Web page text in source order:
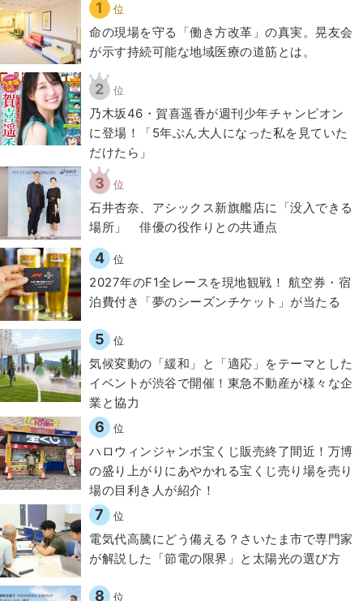
1 位
​命の現場を守る「働き方改革」の真実。晃友会
が示す持続可能な地域医療の道筋とは。
2 位
乃木坂46・賀喜遥香が週刊少年チャンピオン
に登場！「5年ぶん大人になった私を見ていた
だけたら」
3 位
石井杏奈、アシックス新旗艦店に「没入できる
場所」 俳優の役作りとの共通点
4 位
2027年のF1全レースを現地観戦！ 航空券・宿
泊費付き「夢のシーズンチケット」が当たる
5 位
気候変動の「緩和」と「適応」をテーマとした
イベントが渋谷で開催！東急不動産が様々な企
業と協力
6 位
ハロウィンジャンボ宝くじ販売終了間近！万博
の盛り上がりにあやかれる宝くじ売り場を売り
場の目利き人が紹介！
7 位
電気代高騰にどう備える？さいたま市で専門家
が解説した「節電の限界」と太陽光の選び方
8 位